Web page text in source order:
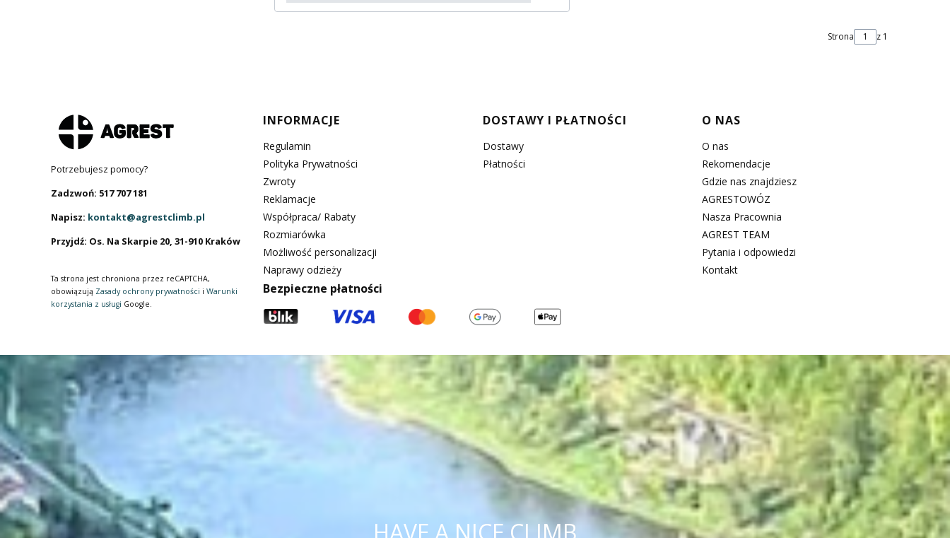
Strona z 1
Potrzebujesz pomocy?
Zadzwoń: 517 707 181
Napisz: kontakt@agrestclimb.pl
Przyjdź: Os. Na Skarpie 20, 31-910 Kraków
Ta strona jest chroniona przez reCAPTCHA,
obowiązują Zasady ochrony prywatności i Warunki
korzystania z usługi Google.
Linki w stopce
INFORMACJE
Regulamin
Polityka Prywatności
Zwroty
Reklamacje
Współpraca/ Rabaty
Rozmiarówka
Możliwość personalizacji
Naprawy odzieży
DOSTAWY I PŁATNOŚCI
Dostawy
Płatności
O NAS
O nas
Rekomendacje
Gdzie nas znajdziesz
AGRESTOWÓZ
Nasza Pracownia
AGREST TEAM
Pytania i odpowiedzi
Kontakt
Bezpieczne płatności
HAVE A NICE CLIMB